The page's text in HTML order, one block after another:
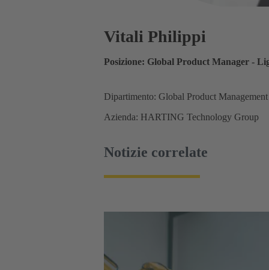
Vitali Philippi
Posizione: Global Product Manager -
Dipartimento: Global Product Management
Azienda: HARTING Technology Group
Notizie correlate